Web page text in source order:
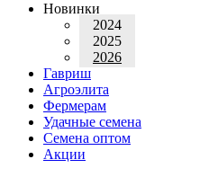
Новинки
2024
2025
2026
Гавриш
Агроэлита
Фермерам
Удачные семена
Семена оптом
Акции